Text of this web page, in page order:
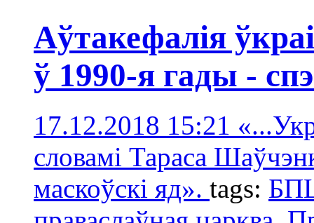
Аўтакефалія
ў 1990-я гады -
17.12.2018 15:21
словамі Тараса
маскоўскі яд». tags: